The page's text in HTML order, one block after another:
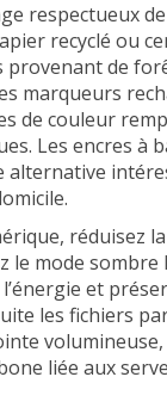
respectueux
recyclé ou
provenant de
marqueurs
de couleur
Les encres à
alternative
réduisez
le mode
et
les fichiers
liée aux